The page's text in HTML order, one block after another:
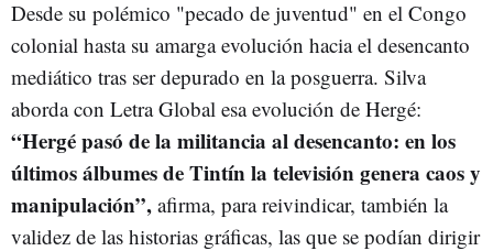
Desde su polémico "pecado de juventud" en el Congo
colonial hasta su amarga evolución hacia el desencanto
mediático tras ser depurado en la posguerra. Silva
aborda con Letra Global esa evolución de Hergé:
“Hergé pasó de la militancia al desencanto: en los
últimos álbumes de Tintín la televisión genera caos y
manipulación”, afirma, para reivindicar, también la
validez de las historias gráficas, las que se podían dirigir